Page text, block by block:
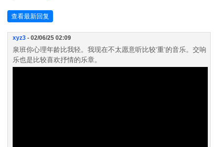
查看最新回复
xyz3 - 02/06/25 02:09
泉班你心理年龄比我轻。我现在不太愿意听比较‘重’的音乐。交响
乐也是比较喜欢抒情的乐章。